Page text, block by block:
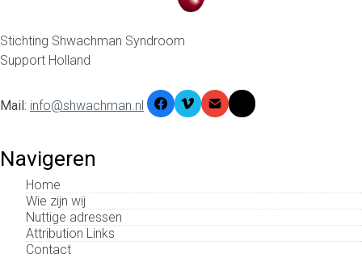
Stichting Shwachman Syndroom
Support Holland
Mail: info@shwachman.nl
Navigeren
Home
Wie zijn wij
Nuttige adressen
Attribution Links
Contact